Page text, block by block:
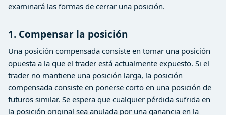
examinará las formas de cerrar una posición.
1. Compensar la posición
Una posición compensada consiste en tomar una posición
opuesta a la que el trader está actualmente expuesto. Si el
trader no mantiene una posición larga, la posición
compensada consiste en ponerse corto en una posición de
futuros similar. Se espera que cualquier pérdida sufrida en
la posición original sea anulada por una ganancia en la